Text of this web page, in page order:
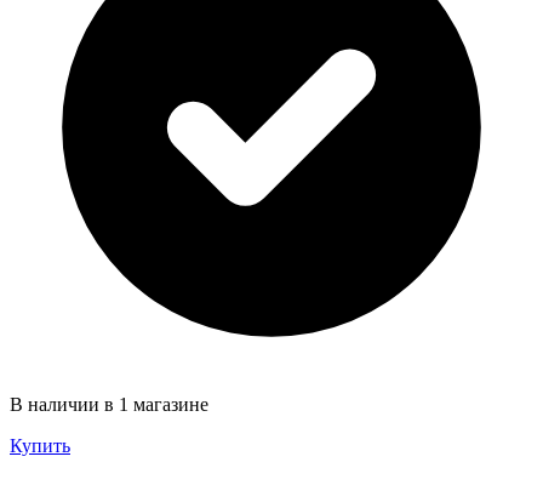
В наличии в 1 магазине
Купить